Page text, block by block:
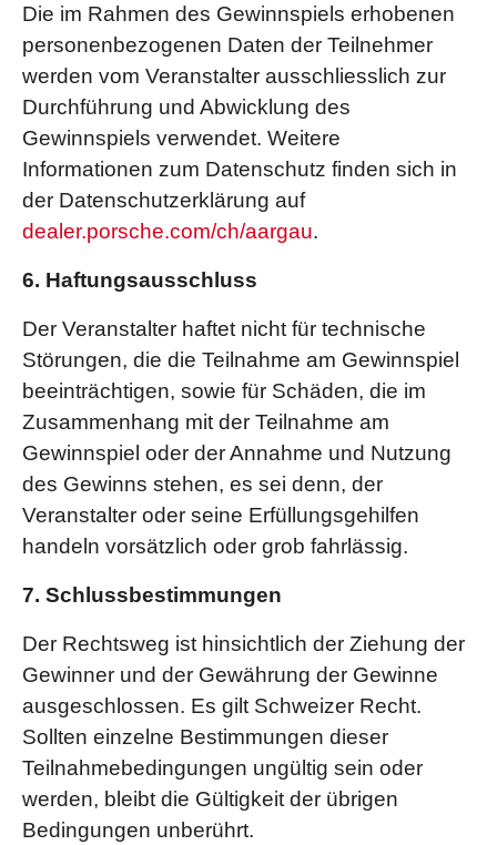
Die im Rahmen des Gewinnspiels erhobenen
personenbezogenen Daten der Teilnehmer
werden vom Veranstalter ausschliesslich zur
Durchführung und Abwicklung des
Gewinnspiels verwendet. Weitere
Informationen zum Datenschutz finden sich in
der Datenschutzerklärung auf
dealer.porsche.com/ch/aargau.
6. Haftungsausschluss
Der Veranstalter haftet nicht für technische
Störungen, die die Teilnahme am Gewinnspiel
beeinträchtigen, sowie für Schäden, die im
Zusammenhang mit der Teilnahme am
Gewinnspiel oder der Annahme und Nutzung
des Gewinns stehen, es sei denn, der
Veranstalter oder seine Erfüllungsgehilfen
handeln vorsätzlich oder grob fahrlässig.
7. Schlussbestimmungen
Der Rechtsweg ist hinsichtlich der Ziehung der
Gewinner und der Gewährung der Gewinne
ausgeschlossen. Es gilt Schweizer Recht.
Sollten einzelne Bestimmungen dieser
Teilnahmebedingungen ungültig sein oder
werden, bleibt die Gültigkeit der übrigen
Bedingungen unberührt.